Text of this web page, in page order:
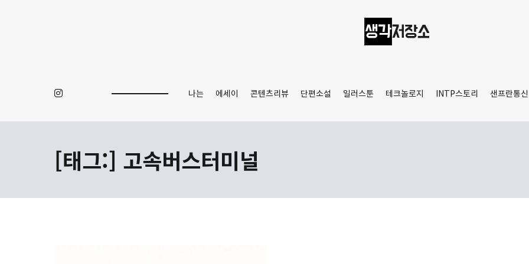
나는 에세이 콘텐츠리뷰 단편소설 일러스툰 테크놀로지 INTP스토리 샌프란통신
[태그:] 고속버스터미널